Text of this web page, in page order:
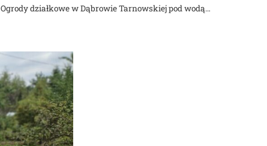
Ogrody działkowe w Dąbrowie Tarnowskiej pod wodą…